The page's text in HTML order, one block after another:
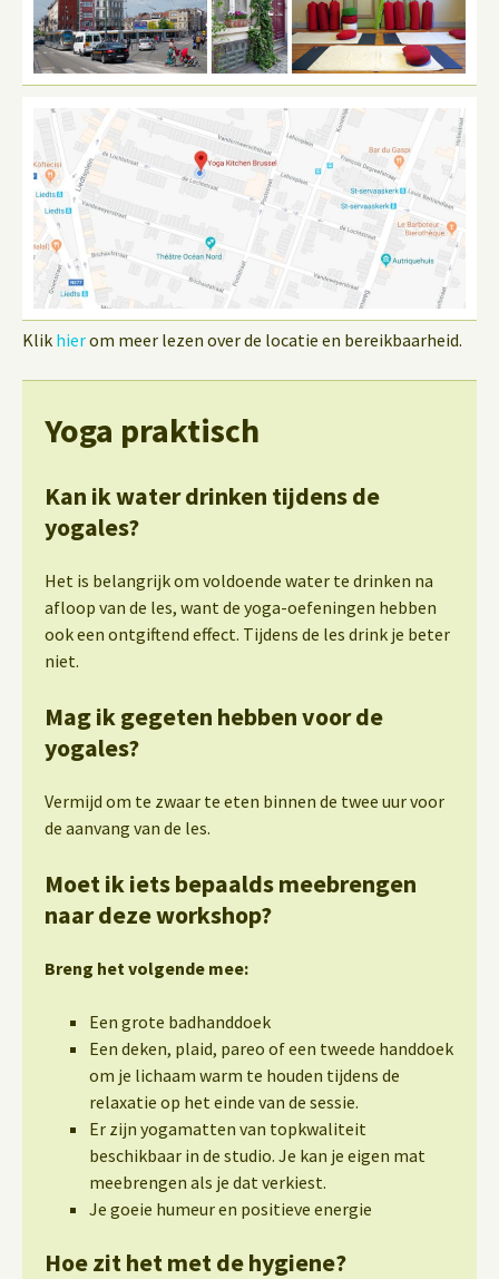
Klik hierom meer lezen over de locatie en bereikbaarheid.
Yoga praktisch
Kan ik water drinken tijdens de
yogales?
Het is belangrijk om voldoende water te drinken na
afloop van de les, want de yoga-oefeningen hebben
ook een ontgiftend effect. Tijdens de les drink je beter
niet.
Mag ik gegeten hebben voor de
yogales?
Vermijd om te zwaar te eten binnen de twee uur voor
de aanvang van de les.
Moet ik iets bepaalds meebrengen
naar deze workshop?
Breng het volgende mee:
Een grote badhanddoek
Een deken, plaid, pareo of een tweede handdoek
om je lichaam warm te houden tijdens de
relaxatie op het einde van de sessie.
Er zijn yogamatten van topkwaliteit
beschikbaar in de studio. Je kan je eigen mat
meebrengen als je dat verkiest.
Je goeie humeur en positieve energie
Hoe zit het met de hygiene?